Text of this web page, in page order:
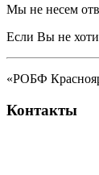
Мы не несем
Если Вы не
«РОБФ
Контакты